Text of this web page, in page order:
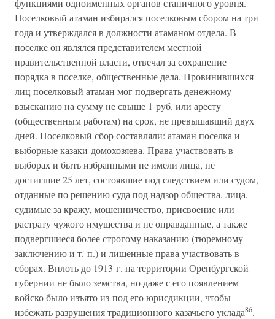
функциями одноименных органов станичного уровня.
Поселковый атаман избирался поселковым сбором на три
года и утверждался в должности атаманом отдела. В
поселке он являлся представителем местной
правительственной власти, отвечал за сохранение
порядка в поселке, общественные дела. Провинившихся
лиц поселковый атаман мог подвергать денежному
взысканию на сумму не свыше 1 руб. или аресту
(общественным работам) на срок, не превышавший двух
дней. Поселковый сбор составляли: атаман поселка и
выборные казаки-домохозяева. Права участвовать в
выборах и быть избранными не имели лица, не
достигшие 25 лет, состоявшие под следствием или судом,
отданные по решению суда под надзор общества, лица,
судимые за кражу, мошенничество, присвоение или
растрату чужого имущества и не оправданные, а также
подвергшиеся более строгому наказанию (тюремному
заключению и т. п.) и лишенные права участвовать в
сборах. Вплоть до 1913 г. на территории Оренбургской
губернии не было земства, но даже с его появлением
войско было изъято из-под его юрисдикции, чтобы
избежать разрушения традиционного казачьего уклада86.